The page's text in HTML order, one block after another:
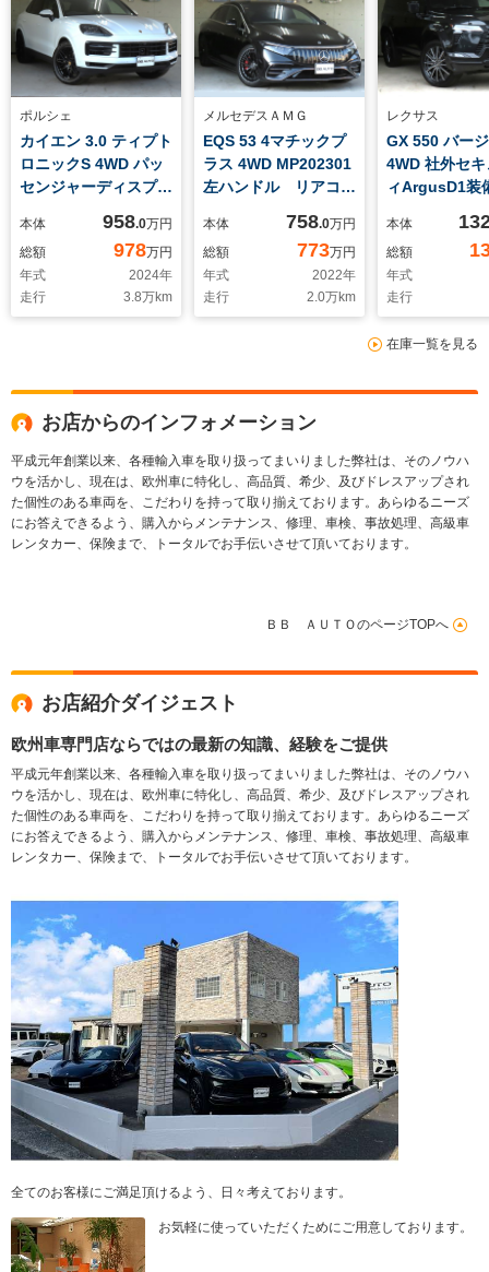
ポルシェ
カイエン 3.0 ティプト
ロニックS 4WD パッ
センジャーディスプレ
イダーデザインホイー
ル(ハイグロスブラッ
ク)
本体 958.0万円
総額
978万円
年式
2024年
走行
3.8万km
メルセデスＡＭＧ
EQS 53 4マチックプ
ラス 4WD MP202301
左ハンドル リアコン
ーシブパッケージ・カ
ーボンファイバーイン
テリアトリム
本体 758.0万円
総額
773万円
年式
2022年
走行
2.0万km
レクサス
GX 550 バー
4WD 社外セ
ィArgusD1装
本体
総額
年式
走行
在庫一覧を見る
お店からのインフォメーション
平成元年創業以来、各種輸入車を取り扱ってまいりました弊社は、そのノウハ
ウを活かし、現在は、欧州車に特化し、高品質、希少、及びドレスアップされ
た個性のある車両を、こだわりを持って取り揃えております。あらゆるニーズ
にお答えできるよう、購入からメンテナンス、修理、車検、事故処理、高級車
レンタカー、保険まで、トータルでお手伝いさせて頂いております。
ＢＢ ＡＵＴＯのページTOPへ
お店紹介ダイジェスト
欧州車専門店ならではの最新の知識、経験をご提供
平成元年創業以来、各種輸入車を取り扱ってまいりました弊社は、そのノウハ
ウを活かし、現在は、欧州車に特化し、高品質、希少、及びドレスアップされ
た個性のある車両を、こだわりを持って取り揃えております。あらゆるニーズ
にお答えできるよう、購入からメンテナンス、修理、車検、事故処理、高級車
レンタカー、保険まで、トータルでお手伝いさせて頂いております。
全てのお客様にご満足頂けるよう、日々考えております。
お気軽に使っていただくためにご用意しております。